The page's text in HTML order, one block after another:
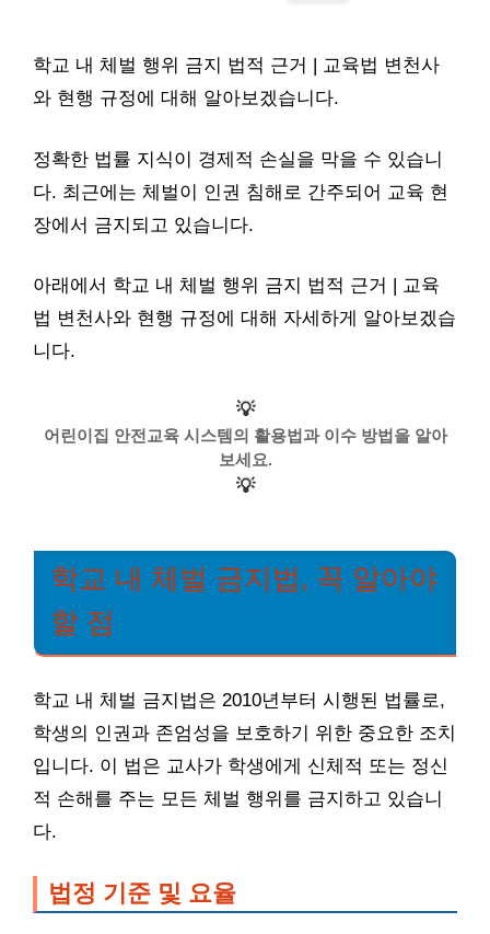
학교 내 체벌 행위 금지 법적 근거 | 교육법 변천사
와 현행 규정에 대해 알아보겠습니다.
정확한 법률 지식이 경제적 손실을 막을 수 있습니
다. 최근에는 체벌이 인권 침해로 간주되어 교육 현
장에서 금지되고 있습니다.
아래에서 학교 내 체벌 행위 금지 법적 근거 | 교육
법 변천사와 현행 규정에 대해 자세하게 알아보겠습
니다.
💡
어린이집 안전교육 시스템의 활용법과 이수 방법을 알아
보세요.
💡
학교 내 체벌 금지법, 꼭 알아야
할 점
학교 내 체벌 금지법은 2010년부터 시행된 법률로,
학생의 인권과 존엄성을 보호하기 위한 중요한 조치
입니다. 이 법은 교사가 학생에게 신체적 또는 정신
적 손해를 주는 모든 체벌 행위를 금지하고 있습니
다.
법정 기준 및 요율